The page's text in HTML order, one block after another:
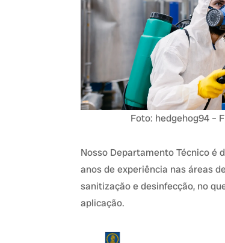
Foto: hedgehog94 –
Nosso Departamento Técnico é
anos de experiência nas áreas
sanitização e desinfecção, no
aplicação.